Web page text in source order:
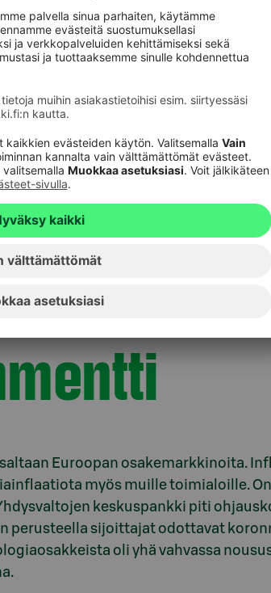
on historiaa enemmän kuin 9 vuotta
Näytä yksikköinä:
Euroopan osakemarkkinoita.
myös muille toimialoille.
keskuspankki piti
perusteella sijoittajat odottavat
oli yhä vahvassa